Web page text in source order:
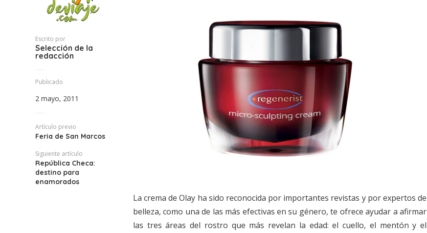
Escrito por
Selección de la
redacción
Publicado
2 mayo, 2011
Artículo previo
Feria de San Marcos
Siguiente artículo
República Checa:
destino para
enamorados
La crema de Olay ha sido reconocida por importantes revistas y por expertos de
belleza, como una de las más efectivas en su género, te ofrece ayudar a afirmar
las tres áreas del rostro que más revelan la edad: el cuello, el mentón y el